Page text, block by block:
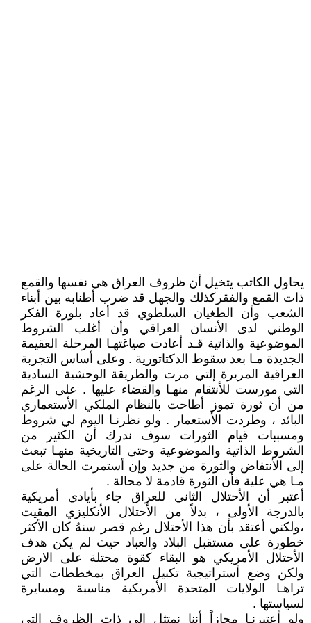
يحاول الكاتب يتخيل أن ظروف العراق هي نفسها والقمع
ذات القمع والفقركذلك والجهل قد ضرب أطنابه بين أبناء
الشعب وأن الطغيان السلطوي قد أعاد بلورة الفكر
الوطني لدى الأنسان العراقي وأن أغلب الشروط
الموضوعية والذاتية قـد أعادت صياغتهـا المرحلة العقيمة
الجديدة مـا بعد سقوط الدكتاتورية . وعلى أساس التجربة
العراقية المريرة إلتي مرت والطريقة الوحشية السادية
التي مورست للأنتقام منهـا والقضاء عليها . على الرغم
من أن ثورة تموز أطاحت بالنظام الملكي الأستعماري
البائد ، وطردت الأستعمار . ولو نظرنـا اليوم لي شروط
ومسببات قيام الثورات سوف ندرك أن الكثير من
الشروط الذاتية والموضوعية وحتى التاريخية منهـا تبعث
إلى الأنتفاض والثورة من جديد وإن أستمرت الحالة على
مـا هي علية فأن الثورة قادمة لا محالة .
أعتبر أن الأحتلال الثاني للعراق جاء بأيادي أمريكية
بالدرجة الأولى ، بدلاً من الأحتلال الأنكليزي المقيت
،ولكني أعتقد بأن هذا الأحتلال رغم قصر سنهُ كان الأكثر
خطورة على مستقبل البلاد والعباد حيث لم يكن هدف
الأحتلال الأمريكي هو البقاء كقوة محتلة على الارض
ولكن وضع أستراتيجية تكبيل العراق بمخططات التي
تراهـا الولايات المتحدة الأمريكية مناسبة ومسايرة
لسياستها .
ولو أعتبرنـا مجازاً أننا نمتثل إلى ذات الظروف التي